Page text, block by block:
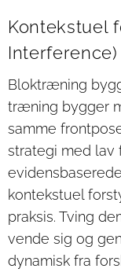
Kontekstuel
Interference)
Bloktræning
træning bygger
samme
strategi med lav
kontekstuel
praksis. Tving
vende sig og
dynamisk fra